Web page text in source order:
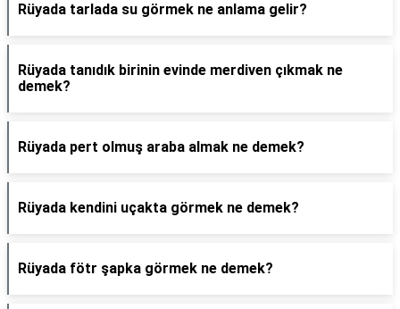
Rüyada tarlada su görmek ne anlama gelir?
Rüyada tanıdık birinin evinde merdiven çıkmak ne
demek?
Rüyada pert olmuş araba almak ne demek?
Rüyada kendini uçakta görmek ne demek?
Rüyada fötr şapka görmek ne demek?